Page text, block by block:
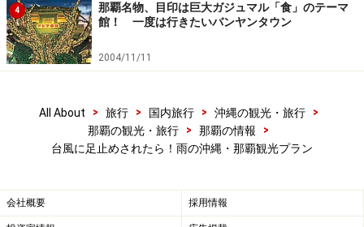
4
那覇名物、目印は巨大ガジュマル「食」のテーマ
館！ 一度は行きたいバンヤンタウン
2004/11/11
All About > 旅行 > 国内旅行 > 沖縄の観光・旅行
>
那覇の観光・旅行
> 那覇の情報
>
台風に足止めされたら！雨の沖縄・那覇観光プラン
会社概要 採用情報